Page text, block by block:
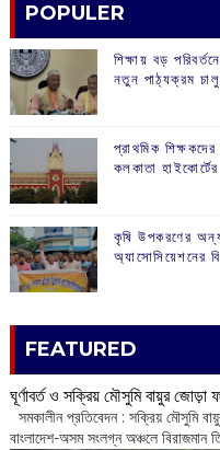
POPULER
শিক্ষায় বড়
নতুন পাঠ্যক্রম
প্রাথমিক
কলকাতা হাইকোর্টের
কৃষি উপকরণের
অ্যাসোসিয়েশনের
FEATURED
ঘূর্ণাবর্ত ও সক্রিয় মৌসুমি বায়ুর জোড়া
সমকালীন প্রতিবেদন : সক্রিয় মৌসুমি
বাংলাদেশ-অসম সংলগ্ন অঞ্চলে বিরাজমান